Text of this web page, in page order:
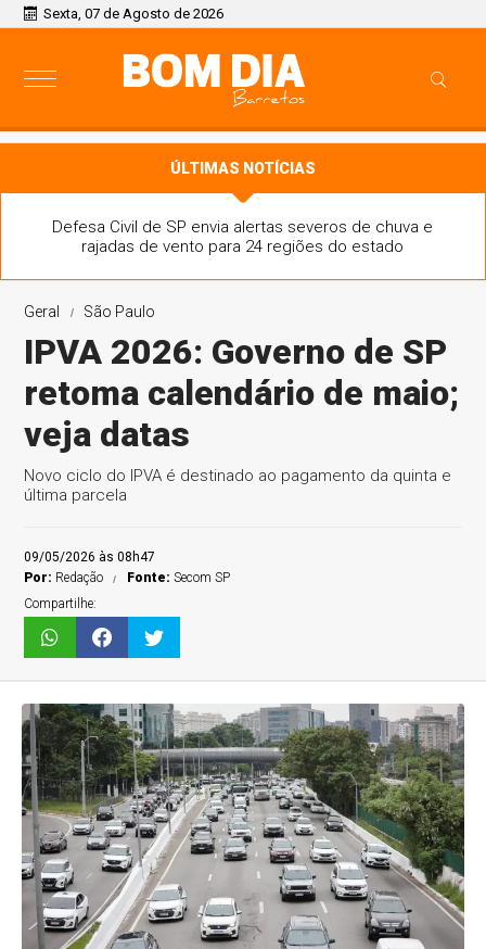
Sexta, 07 de Agosto de 2026
ÚLTIMAS NOTÍCIAS
Defesa Civil de SP envia alertas severos de chuva e
rajadas de vento para 24 regiões do estado
Geral São Paulo
IPVA 2026: Governo de SP
retoma calendário de maio;
veja datas
Novo ciclo do IPVA é destinado ao pagamento da quinta e
última parcela
09/05/2026 às 08h47
Por: Redação Fonte:Secom SP
Compartilhe: